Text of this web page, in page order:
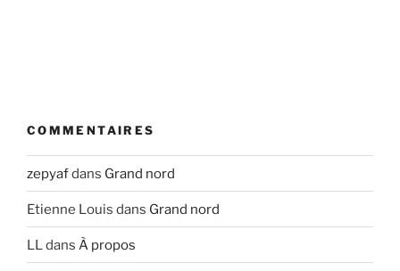
COMMENTAIRES
zepyafdans Grand nord
Etienne Louis dans Grand nord
LLdans À propos